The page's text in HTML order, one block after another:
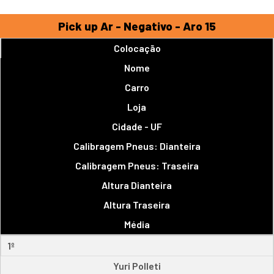
Pick up Ar - Negativo - Aro 15
Colocação
Nome
Carro
Loja
Cidade - UF
Calibragem Pneus: Dianteira
Calibragem Pneus: Traseira
Altura Dianteira
Altura Traseira
Média
1º
Yuri Polleti